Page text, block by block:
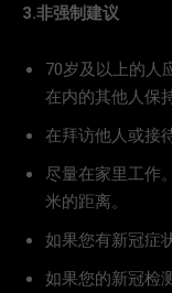
3.非强制建议
70岁及以上的人
在内的其他人保
在拜访他人或接
尽量在家里工作
米的距离。
如果您有新冠症
如果您的新冠检